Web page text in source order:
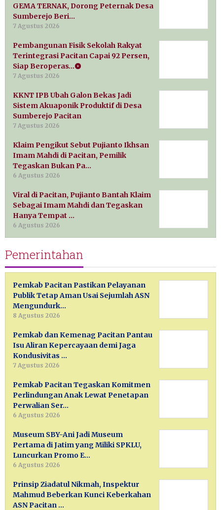
GEMA TERNAK, Dorong Peternak Desa
Sumberejo Beri…
7 Agustus 2026
Pembangunan Fisik Sekolah Rakyat
Terintegrasi Pacitan Capai 92 Persen,
Siap Beroperas…
7 Agustus 2026
KKNT IPB Ubah Galon Bekas Jadi
Sistem Akuaponik Produktif di Desa
Sumberejo Pacitan
7 Agustus 2026
Klaim Pengikut Sebut Pujianto Ikhsan
Imam Mahdi di Pacitan, Pemilik
Tegaskan Bukan Pa…
6 Agustus 2026
Viral di Pacitan, Pujianto Bantah Klaim
Sebagai Imam Mahdi dan Tegaskan
Hanya Tempat …
6 Agustus 2026
Pemerintahan
Pemkab Pacitan Pastikan Pelayanan
Publik Tetap Aman Usai Sejumlah ASN
Mengundurk…
8 Agustus 2026
Pemkab dan Kemenag Pacitan Pantau
Isu Aliran Kepercayaan demi Jaga
Kondusivitas …
7 Agustus 2026
Pemkab Pacitan Tegaskan Komitmen
Perlindungan Anak Lewat Penetapan
Perwalian Ser…
6 Agustus 2026
Museum SBY-Ani Jadi Museum
Pertama di Jatim yang Miliki SPKLU,
Luncurkan Promo E…
6 Agustus 2026
Prinsip Ziadatul Nikmah, Inspektur
Mahmud Beberkan Kunci Keberkahan
ASN Pacitan …